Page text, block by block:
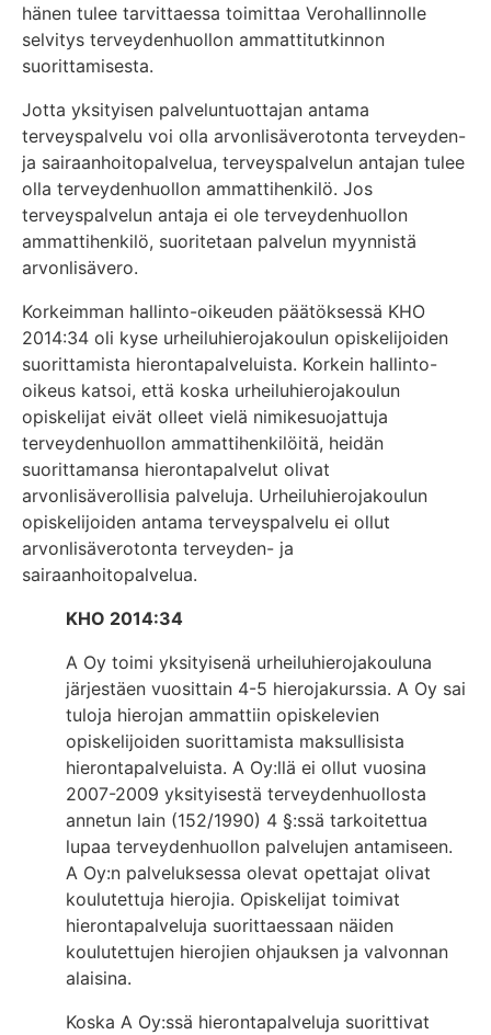
hänen tulee tarvittaessa toimittaa Verohallinnolle
selvitys terveydenhuollon ammattitutkinnon
suorittamisesta.
Jotta yksityisen palveluntuottajan antama
terveyspalvelu voi olla arvonlisäverotonta terveyden-
ja sairaanhoitopalvelua, terveyspalvelun antajan tulee
olla terveydenhuollon ammattihenkilö. Jos
terveyspalvelun antaja ei ole terveydenhuollon
ammattihenkilö, suoritetaan palvelun myynnistä
arvonlisävero.
Korkeimman hallinto-oikeuden päätöksessä KHO
2014:34 oli kyse urheiluhierojakoulun opiskelijoiden
suorittamista hierontapalveluista. Korkein hallinto-
oikeus katsoi, että koska urheiluhierojakoulun
opiskelijat eivät olleet vielä nimikesuojattuja
terveydenhuollon ammattihenkilöitä, heidän
suorittamansa hierontapalvelut olivat
arvonlisäverollisia palveluja. Urheiluhierojakoulun
opiskelijoiden antama terveyspalvelu ei ollut
arvonlisäverotonta terveyden- ja
sairaanhoitopalvelua.
KHO 2014:34
A Oy toimi yksityisenä urheiluhierojakouluna
järjestäen vuosittain 4-5 hierojakurssia. A Oy sai
tuloja hierojan ammattiin opiskelevien
opiskelijoiden suorittamista maksullisista
hierontapalveluista. A Oy:llä ei ollut vuosina
2007-2009 yksityisestä terveydenhuollosta
annetun lain (152/1990) 4 §:ssä tarkoitettua
lupaa terveydenhuollon palvelujen antamiseen.
A Oy:n palveluksessa olevat opettajat olivat
koulutettuja hierojia. Opiskelijat toimivat
hierontapalveluja suorittaessaan näiden
koulutettujen hierojien ohjauksen ja valvonnan
alaisina.
Koska A Oy:ssä hierontapalveluja suorittivat